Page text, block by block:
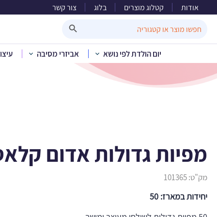
אודות קטלוג מוצרים בלוג צור קשר
for:
יום הולדת לפי נושא אביזרי מסיבה
בית»קטלוג
מפיות גדולות אדום
מק"ט:101365
יחידות במארז: 50